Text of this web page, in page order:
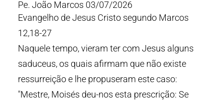
Pe. João Marcos 03/07/2026
Evangelho de Jesus Cristo segundo Marcos
12,18-27
Naquele tempo, vieram ter com Jesus alguns
saduceus, os quais afirmam que não existe
ressurreição e lhe propuseram este caso:
"Mestre, Moisés deu-nos esta prescrição: Se